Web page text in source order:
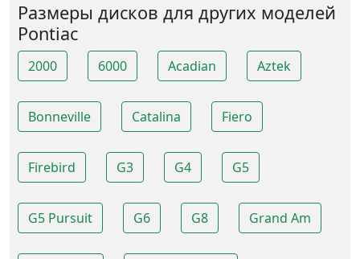
Размеры дисков для других моделей
Pontiac
2000 6000 Acadian Aztek
Bonneville Catalina Fiero
Firebird G3 G4 G5
G5 Pursuit G6 G8 Grand Am